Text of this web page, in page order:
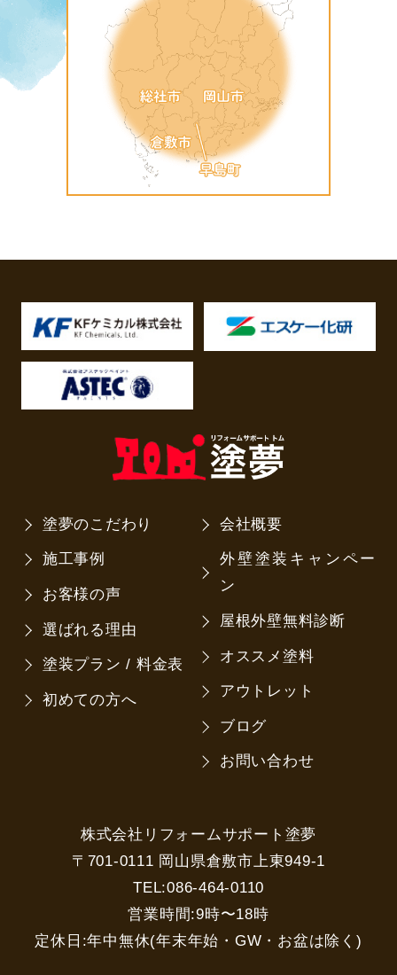
塗夢のこだわり
施工事例
お客様の声
選ばれる理由
塗装プラン / 料金表
初めての方へ
会社概要
外壁塗装キャンペー
ン
屋根外壁無料診断
オススメ塗料
アウトレット
ブログ
お問い合わせ
株式会社リフォームサポート塗夢
〒701-0111 岡山県倉敷市上東949-1
TEL:086-464-0110
営業時間:9時〜18時
定休日:年中無休(年末年始・GW・お盆は除く)